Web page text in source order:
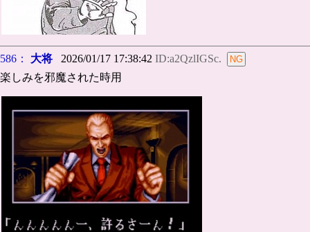
586： 大将 2026/01/17 17:38:42 ID:a2QzlIGSc.
楽しみを邪魔された時用